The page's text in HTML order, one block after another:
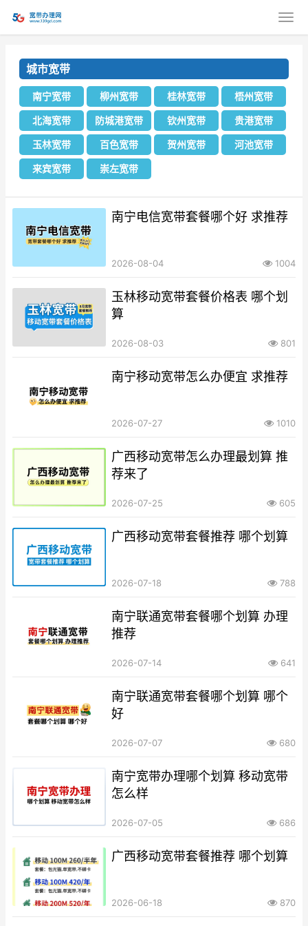
城市宽带
南宁宽带 柳州宽带 桂林宽带 梧州宽带
北海宽带 防城港宽带 钦州宽带 贵港宽带
玉林宽带 百色宽带 贺州宽带 河池宽带
来宾宽带 崇左宽带
南宁电信宽带套餐哪个好 求推荐
2026-08-04 1004
玉林移动宽带套餐价格表 哪个划
算
2026-08-03 801
南宁移动宽带怎么办便宜 求推荐
2026-07-27 1010
广西移动宽带怎么办理最划算 推
荐来了
2026-07-25 605
广西移动宽带套餐推荐 哪个划算
2026-07-18 788
南宁联通宽带套餐哪个划算 办理
推荐
2026-07-14 641
南宁联通宽带套餐哪个划算 哪个
好
2026-07-07 680
南宁宽带办理哪个划算 移动宽带
怎么样
2026-07-05 686
广西移动宽带套餐推荐 哪个划算
2026-06-18 870